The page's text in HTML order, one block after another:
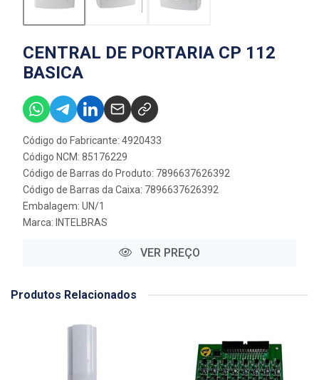
CENTRAL DE PORTARIA CP 112
BASICA
Código do Fabricante: 4920433
Código NCM: 85176229
Código de Barras do Produto: 7896637626392
Código de Barras da Caixa: 7896637626392
Embalagem: UN/1
Marca: INTELBRAS
VER PREÇO
Produtos Relacionados